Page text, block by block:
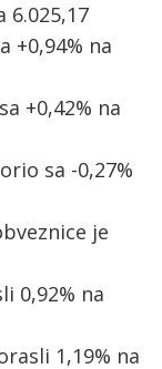
6.025,17
+0,94% na
+0,42% na
sa -0,27%
je
0,92% na
1,19% na